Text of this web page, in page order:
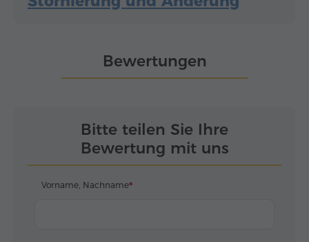
Bewertungen
Bitte teilen Sie Ihre
Bewertung mit uns
Vorname, Nachname